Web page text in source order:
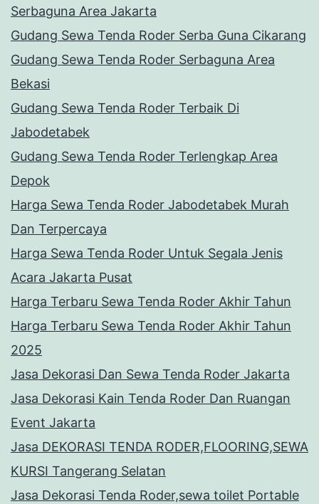
Serbaguna Area Jakarta
Gudang Sewa Tenda Roder Serba Guna Cikarang
Gudang Sewa Tenda Roder Serbaguna Area
Bekasi
Gudang Sewa Tenda Roder Terbaik Di
Jabodetabek
Gudang Sewa Tenda Roder Terlengkap Area
Depok
Harga Sewa Tenda Roder Jabodetabek Murah
Dan Terpercaya
Harga Sewa Tenda Roder Untuk Segala Jenis
Acara Jakarta Pusat
Harga Terbaru Sewa Tenda Roder Akhir Tahun
Harga Terbaru Sewa Tenda Roder Akhir Tahun
2025
Jasa Dekorasi Dan Sewa Tenda Roder Jakarta
Jasa Dekorasi Kain Tenda Roder Dan Ruangan
Event Jakarta
Jasa DEKORASI TENDA RODER,FLOORING,SEWA
KURSI Tangerang Selatan
Jasa Dekorasi Tenda Roder,sewa toilet Portable